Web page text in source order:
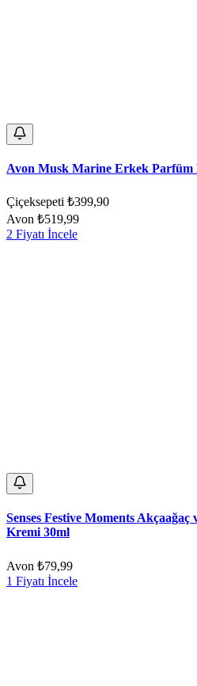
Avon Musk Marine Erkek Parfüm
Çiçeksepeti ₺399,90
Avon ₺519,99
2 Fiyatı İncele
Senses Festive Moments
Kremi 30ml
Avon ₺79,99
1 Fiyatı İncele